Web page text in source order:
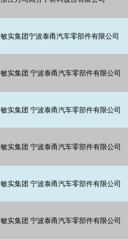
敏实集团宁波泰甬汽车零部件有限公司
敏实集团 宁波泰甬汽车零部件有限公司
敏实集团 宁波泰甬汽车零部件有限公司
敏实集团 宁波泰甬汽车零部件有限公司
敏实集团 宁波泰甬汽车零部件有限公司
敏实集团 宁波泰甬汽车零部件有限公司